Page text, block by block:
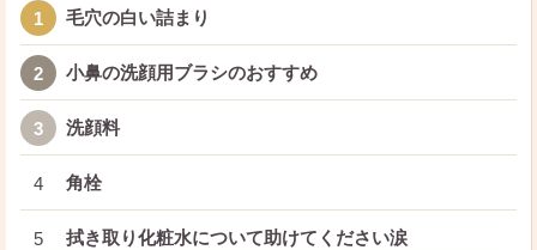
1 毛穴の白い詰まり
2 小鼻の洗顔用ブラシのおすすめ
3 洗顔料
4 角栓
5 拭き取り化粧水について助けてください涙